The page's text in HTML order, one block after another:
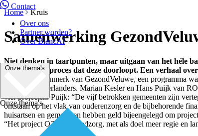
Contact
Over ons
Partner worden?
Over BiancAI
Onze thema's
Onze thema's
Home Kruis
Samenwerking
Niet denken in taartpunten, maar uitgaan van het héle
en het gehele proces dat deze doorloopt. Een verhaal
het cruciale kenmerk van GezondVeluwe, een programma
150.000 Gelderlanders. Marian Kesler en Hans Puijk van
vier projecten. Puijk: “De vijf betrokken gemeenten zijn
ontstaan op het vlak van ouderenzorg en de bijbehorende
huisartsen en gemeenten hebben geld bijeengelegd om
“Het project OZO Verbindzorg, met als doel meer regie en